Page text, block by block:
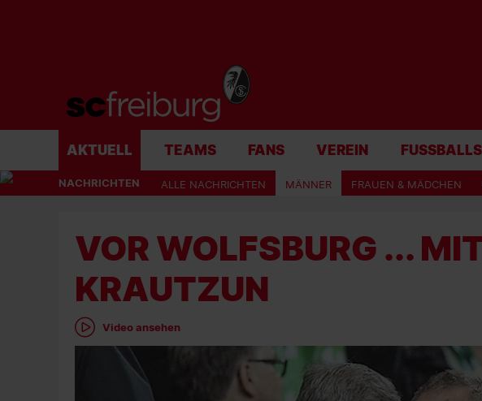
AKTUELL TEAMS FANS VEREIN
NACHRICHTEN ALLE NACHRICHTEN MÄNNER FRAUEN & MÄDCHEN
VOR WOLFSBURG ...
KRAUTZUN
Video ansehen